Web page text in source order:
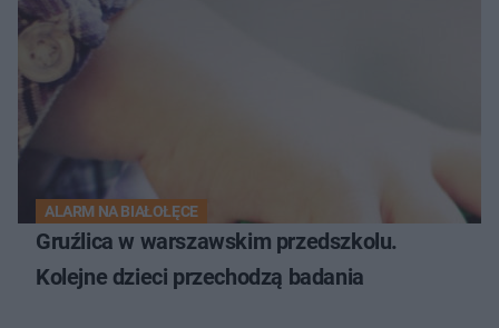
ALARM NA BIAŁOŁĘCE
Gruźlica w warszawskim przedszkolu.
Kolejne dzieci przechodzą badania